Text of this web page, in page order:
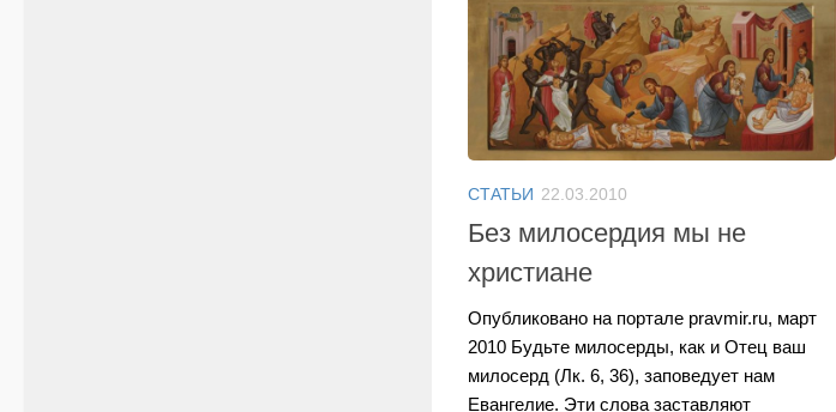
СТАТЬИ 22.03.2010
Без милосердия мы не
христиане
Опубликовано на портале pravmir.ru, март
2010 Будьте милосерды, как и Отец ваш
милосерд (Лк. 6, 36), заповедует нам
Евангелие. Эти слова заставляют